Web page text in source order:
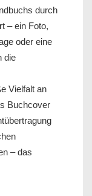
durch
– ein Foto,
oder eine
die
Vielfalt an
Buchcover
– das